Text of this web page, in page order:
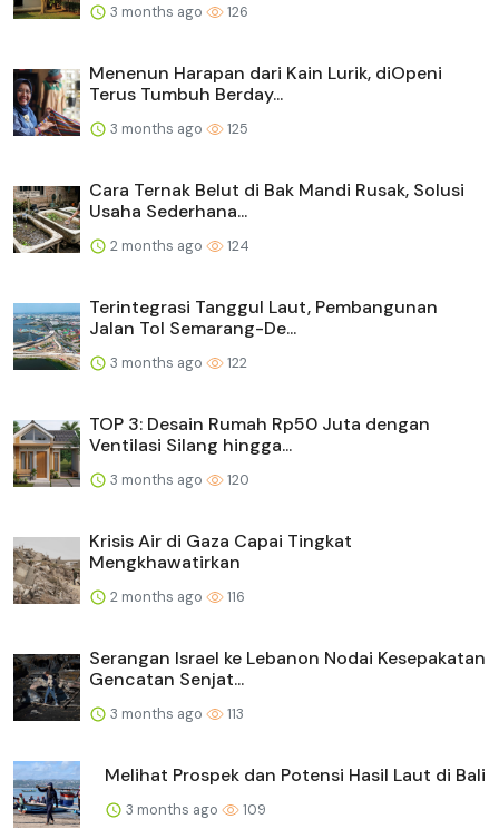
3 months ago 126
Menenun Harapan dari Kain Lurik, diOpeni
Terus Tumbuh Berday...
3 months ago 125
Cara Ternak Belut di Bak Mandi Rusak, Solusi
Usaha Sederhana...
2 months ago 124
Terintegrasi Tanggul Laut, Pembangunan
Jalan Tol Semarang-De...
3 months ago 122
TOP 3: Desain Rumah Rp50 Juta dengan
Ventilasi Silang hingga...
3 months ago 120
Krisis Air di Gaza Capai Tingkat
Mengkhawatirkan
2 months ago 116
Serangan Israel ke Lebanon Nodai Kesepakatan
Gencatan Senjat...
3 months ago 113
Melihat Prospek dan Potensi Hasil Laut di Bali
3 months ago 109